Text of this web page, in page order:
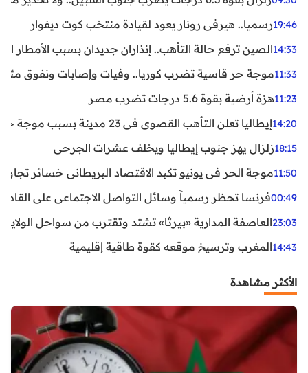
19:46رسميا.. هيرفي رونار يعود لقيادة منتخب كوت ديفوار
14:33الصين ترفع حالة التأهب.. إنذاران جديدان بسبب الأمطار
11:33موجة حر قاسية تضرب كوريا.. وفيات وإصابات ونفوق مئات
11:23هزة أرضية بقوة 5.6 درجات تضرب مصر
14:20إيطاليا تعلن التأهب القصوى في 23 مدينة بسبب موجة حر شديدة
18:15زلزال يهز جنوب إيطاليا ويخلف عشرات الجرحى
11:50موجة الحر في يونيو تكبد الاقتصاد البريطاني خسائر تجاوزت 1.5 مليار
00:49فرنسا تحظر رسمياً وسائل التواصل الاجتماعي على القاصرين
23:03العاصفة المدارية «بيرثا» تشتد وتقترب من سواحل
14:43المغرب وترسيخ موقعه كقوة طاقية إقليمية
الأكثر مشاهدة